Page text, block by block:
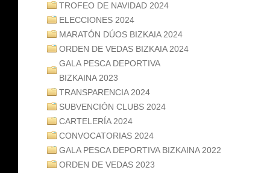
TROFEO DE NAVIDAD 2024
ELECCIONES 2024
MARATÓN DÚOS BIZKAIA 2024
ORDEN DE VEDAS BIZKAIA 2024
GALA PESCA DEPORTIVA
BIZKAINA 2023
TRANSPARENCIA 2024
SUBVENCIÓN CLUBS 2024
CARTELERÍA 2024
CONVOCATORIAS 2024
GALA PESCA DEPORTIVA BIZKAINA 2022
ORDEN DE VEDAS 2023